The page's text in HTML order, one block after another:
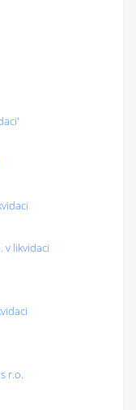
v likvidaci
r.o.